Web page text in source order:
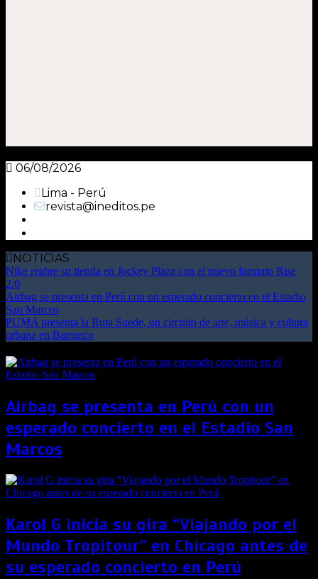
06/08/2026
Lima - Perú
revista@ineditos.pe
NOTICIAS
Nike reabre su tienda en Jockey Plaza con el nuevo formato Rise
2.0
Airbag se presenta en Perú con un esperado concierto en el Estadio
San Marcos
PUMA presenta la Ruta Suede, un circuito de arte, música y cultura
urbana en Barranco
Airbag se presenta en Perú con un
esperado concierto en el Estadio San
Marcos
Karol G inicia su gira “Viajando por el
Mundo Tropitour” en Chicago antes de
su esperado concierto en Perú